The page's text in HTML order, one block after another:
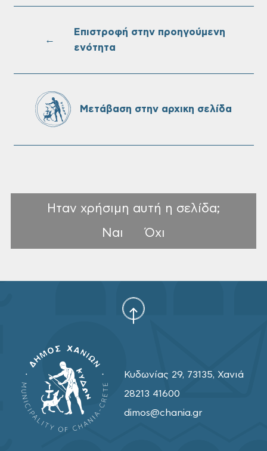
Επαναλειτουργία του συστήματος
Ονουφρίου
Πίνακες Κατάταξης & Βαθμολογίας,
Δήμου Χανίων
←
Επιστροφή στην προηγούμενη
ενότητα
Μετάβαση στην αρχικη σελίδα
Ηταν χρήσιμη αυτή η σελίδα;
Ναι
Όχι
Κυδωνίας 29, 73135, Χανιά
28213 41600
dimos@chania.gr